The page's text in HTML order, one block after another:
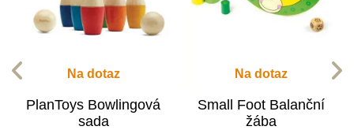
Na dotaz
PlanToys Bowlingová
sada
Na dotaz
Small Foot Balanční
žába